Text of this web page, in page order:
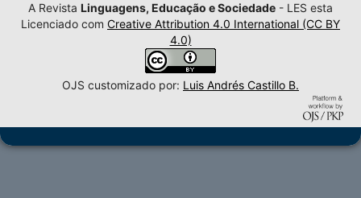
A Revista Linguagens, Educação e Sociedade - LES esta
Licenciado com Creative Attribution 4.0 International (CC BY
4.0)
OJS customizado por: Luis Andrés Castillo B.